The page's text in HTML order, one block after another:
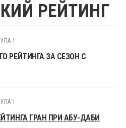
РЕЙТИНГ
1
РЕЙТИНГА ЗА СЕЗОН С
1
ГРАН ПРИ АБУ-ДАБИ